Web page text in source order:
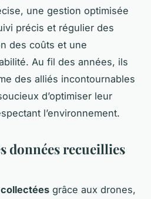
une gestion optimisée
précis et régulier des
des coûts et une
Au fil des années, ils
des alliés incontournables
d’optimiser leur
l’environnement.
données recueillies
grâce aux drones,